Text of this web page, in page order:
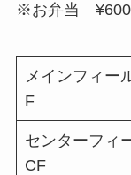
※お弁当
メインフィー
F
センターフィ
CF